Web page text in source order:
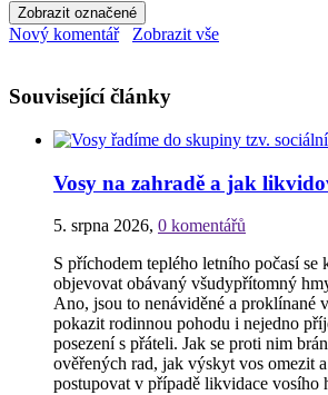
Nový komentář Zobrazit vše
Související články
Vosy na zahradě a jak
5. srpna 2026, 0 komentářů
S příchodem teplého letního počasí se
objevovat obávaný všudypřítomný
Ano, jsou to nenáviděné a proklínané
pokazit rodinnou pohodu i nejedno
posezení s přáteli. Jak se proti nim
ověřených rad, jak výskyt vos omezit
postupovat v případě likvidace vosího